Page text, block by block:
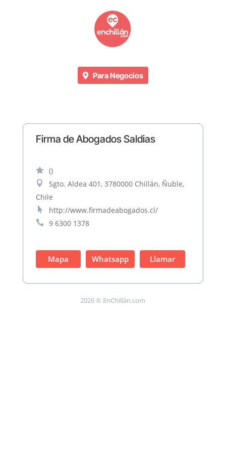
Para Negocios
Firma de Abogados Saldias
 ()

Sgto. Aldea 401, 3780000 Chillán, Ñuble,
Chile
 http://www.firmadeabogados.cl/
 9 6300 1378
Mapa Whatsapp Llamar
2026 © EnChillán.com